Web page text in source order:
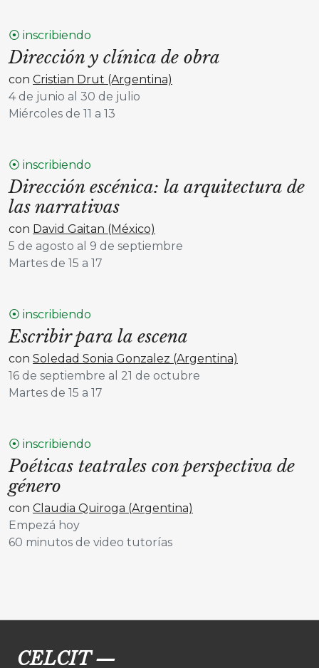
⦿ inscribiendo
Dirección y clínica de obra
con Cristian Drut (Argentina)
4 de junio al 30 de julio
Miércoles de 11 a 13
⦿ inscribiendo
Dirección escénica: la arquitectura de
las narrativas
con David Gaitan (México)
5 de agosto al 9 de septiembre
Martes de 15 a 17
⦿ inscribiendo
Escribir para la escena
con Soledad Sonia Gonzalez (Argentina)
16 de septiembre al 21 de octubre
Martes de 15 a 17
⦿ inscribiendo
Poéticas teatrales con perspectiva de
género
con Claudia Quiroga (Argentina)
Empezá hoy
60 minutos de video tutorías
CELCIT—